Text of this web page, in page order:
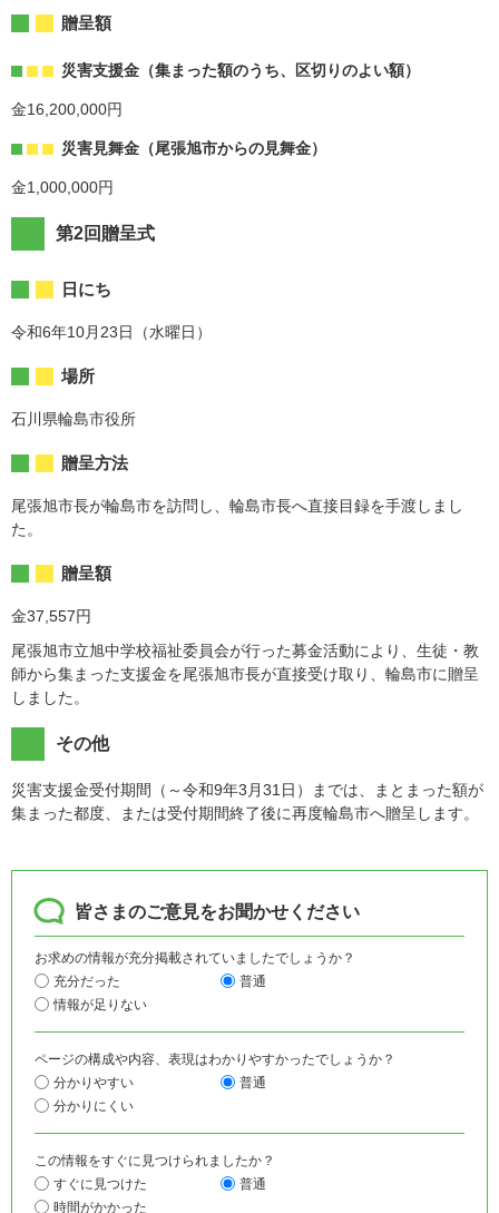
贈呈額
災害支援金（集まった額のうち、区切りのよい額）
金16,200,000円
災害見舞金（尾張旭市からの見舞金）
金1,000,000円
第2回贈呈式
日にち
令和6年10月23日（水曜日）
場所
石川県輪島市役所
贈呈方法
尾張旭市長が輪島市を訪問し、輪島市長へ直接目録を手渡しまし
た。
贈呈額
金37,557円
尾張旭市立旭中学校福祉委員会が行った募金活動により、生徒・教
師から集まった支援金を尾張旭市長が直接受け取り、輪島市に贈呈
しました。
その他
災害支援金受付期間（～令和9年3月31日）までは、まとまった額が
集まった都度、または受付期間終了後に再度輪島市へ贈呈します。
皆さまのご意見をお聞かせください
お求めの情報が充分掲載されていましたでしょうか？
充分だった
普通
情報が足りない
ページの構成や内容、表現はわかりやすかったでしょうか？
分かりやすい
普通
分かりにくい
この情報をすぐに見つけられましたか？
すぐに見つけた
普通
時間がかかった